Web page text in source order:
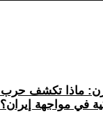
في مواجهة إيران؟